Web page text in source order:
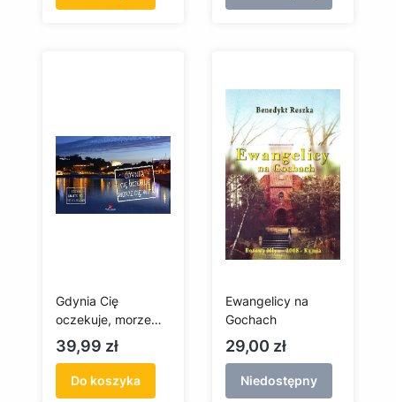
Gdynia Cię
oczekuje, morze
Cię wita
Cena
39,99 zł
Do koszyka
Ewangelicy na
Gochach
Cena
29,00 zł
Niedostępny